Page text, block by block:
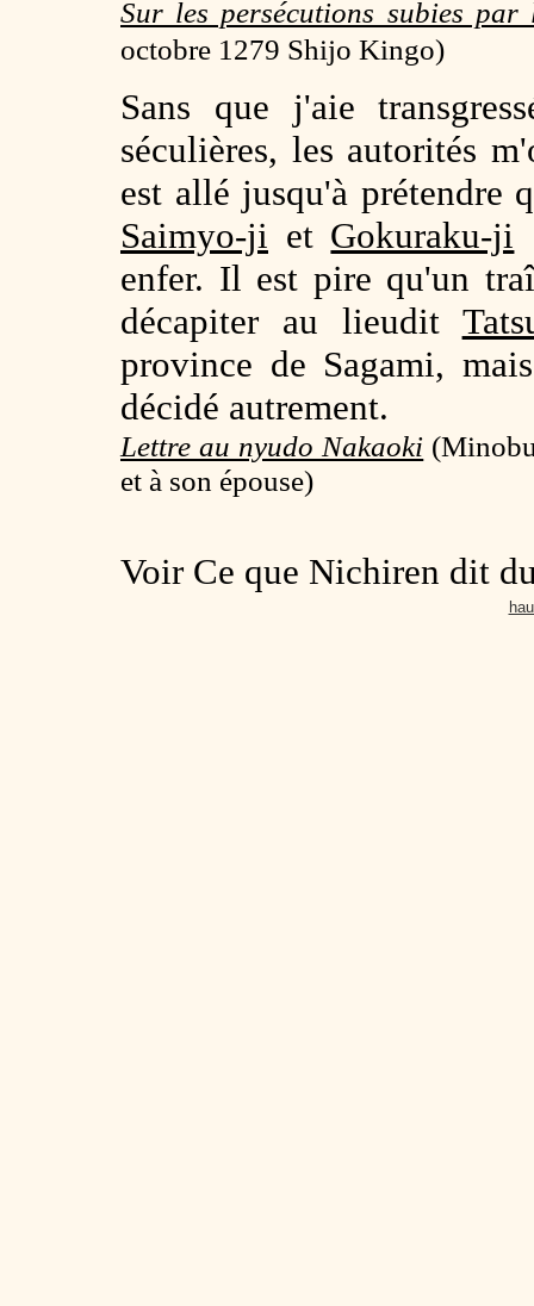
Sur les persécutions subies par
octobre 1279 Shijo Kingo)
Sans que j'aie
séculières, les autorités
est allé jusqu'à prétendre
Saimyo-ji et Gokuraku-ji
enfer. Il est pire qu'un
décapiter au lieudit
province de Sagami,
décidé autrement.
Lettre au nyudo Nakaoki
et à son épouse)
Voir Ce que Nichiren dit